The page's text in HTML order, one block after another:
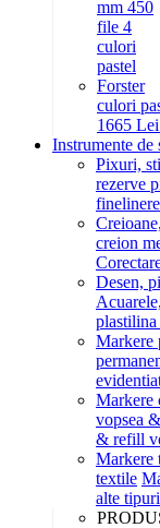
culori
1665 Lei
Instrumente de
Pixuri,
rezerve
finelinere
creion
Desen,
Markere
Markere
vopsea
& refill
Markere
textile
alte